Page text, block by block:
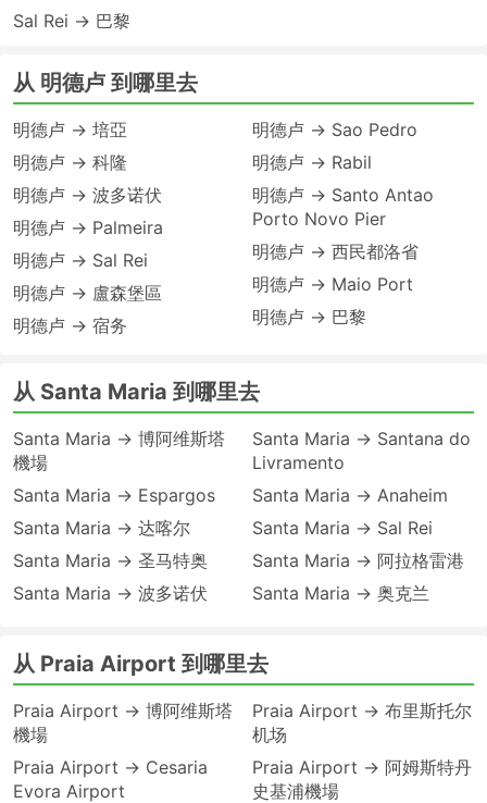
Sal Rei → 巴黎
从 明德卢 到哪里去
明德卢 → 培亞
明德卢 → 科隆
明德卢 → 波多诺伏
明德卢 → Palmeira
明德卢 → Sal Rei
明德卢 → 盧森堡區
明德卢 → 宿务
明德卢 → Sao Pedro
明德卢 → Rabil
明德卢 → Santo Antao
Porto Novo Pier
明德卢 → 西民都洛省
明德卢 → Maio Port
明德卢 → 巴黎
从 Santa Maria 到哪里去
Santa Maria → 博阿维斯塔
機場
Santa Maria → Espargos
Santa Maria → 达喀尔
Santa Maria → 圣马特奥
Santa Maria → 波多诺伏
Santa Maria → Santana do
Livramento
Santa Maria → Anaheim
Santa Maria → Sal Rei
Santa Maria → 阿拉格雷港
Santa Maria → 奥克兰
从 Praia Airport 到哪里去
Praia Airport → 博阿维斯塔
機場
Praia Airport → Cesaria
Evora Airport
Praia Airport → 布里斯托尔
机场
Praia Airport → 阿姆斯特丹
史基浦機場